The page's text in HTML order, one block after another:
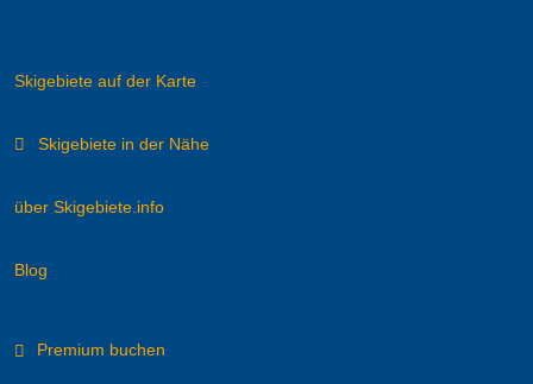
Skigebiete auf der Karte
Skigebiete in der Nähe
über Skigebiete.info
Blog
Premium buchen